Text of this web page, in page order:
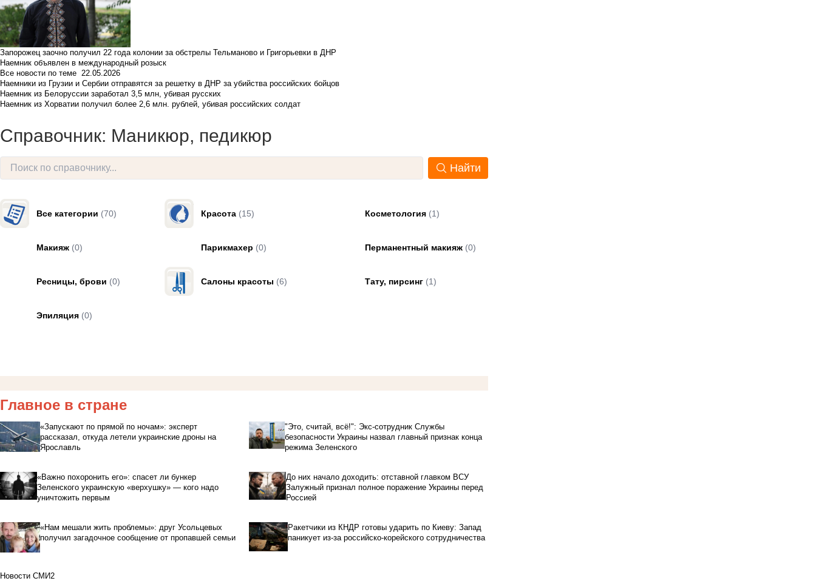
Запорожец заочно получил 22 года колонии за обстрелы Тельманово и Григорьевки в ДНР
Наемник объявлен в международный розыск
Все новости по теме 22.05.2026
Наемники из Грузии и Сербии отправятся за решетку в ДНР за убийства российских бойцов
Наемник из Белоруссии заработал 3,5 млн, убивая русских
Наемник из Хорватии получил более 2,6 млн. рублей, убивая российских солдат
Справочник: Маникюр, педикюр
Найти
Все категории (70) Красота (15) Косметология (1)
Макияж (0) Парикмахер (0) Перманентный макияж (0)
Ресницы, брови (0) Салоны красоты (6) Тату, пирсинг (1)
Эпиляция (0)
Главное в стране
«Запускают по прямой по ночам»: эксперт
рассказал, откуда летели украинские дроны на
Ярославль
"Это, считай, всё!": Экс-сотрудник Службы
безопасности Украины назвал главный признак конца
режима Зеленского
«Важно похоронить его»: спасет ли бункер
Зеленского украинскую «верхушку» — кого надо
уничтожить первым
До них начало доходить: отставной главком ВСУ
Залужный признал полное поражение Украины перед
Россией
«Нам мешали жить проблемы»: друг Усольцевых
получил загадочное сообщение от пропавшей семьи
Ракетчики из КНДР готовы ударить по Киеву: Запад
паникует из-за российско-корейского сотрудничества
Новости СМИ2